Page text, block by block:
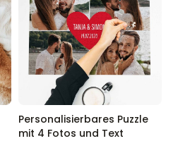
Personalisierbares Puzzle
mit 4 Fotos und Text